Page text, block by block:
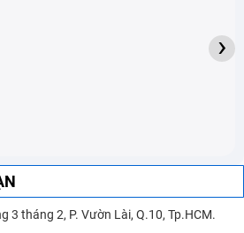
›
3 tháng 2, P. Vườn Lài, Q.10, Tp.HCM.